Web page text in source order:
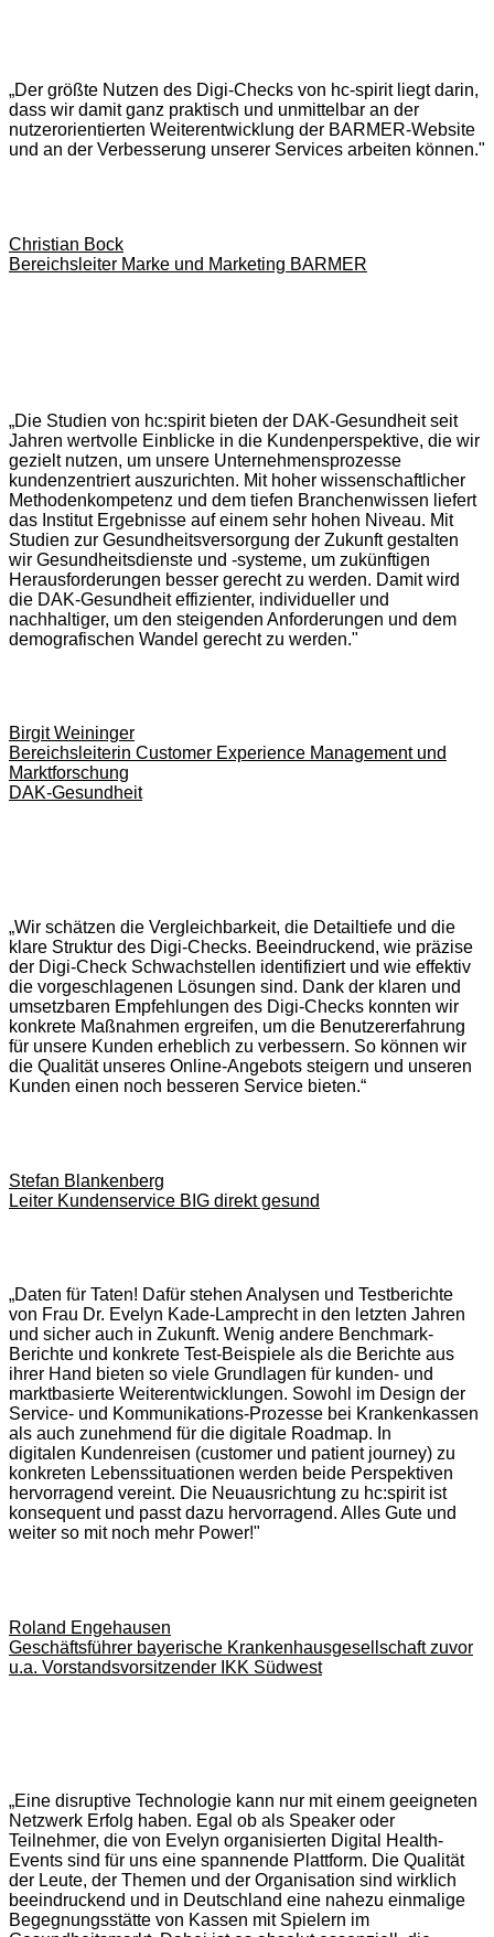
„Der größte Nutzen des Digi-Checks von hc-spirit liegt darin,
dass wir damit ganz praktisch und unmittelbar an der
nutzerorientierten Weiterentwicklung der BARMER-Website
und an der Verbesserung unserer Services arbeiten können."
Christian Bock
Bereichsleiter Marke und Marketing BARMER
„Die Studien von hc:spirit bieten der DAK-Gesundheit seit
Jahren wertvolle Einblicke in die Kundenperspektive, die wir
gezielt nutzen, um unsere Unternehmensprozesse
kundenzentriert auszurichten. Mit hoher wissenschaftlicher
Methodenkompetenz und dem tiefen Branchenwissen liefert
das Institut Ergebnisse auf einem sehr hohen Niveau. Mit
Studien zur Gesundheitsversorgung der Zukunft gestalten
wir Gesundheitsdienste und -systeme, um zukünftigen
Herausforderungen besser gerecht zu werden. Damit wird
die DAK-Gesundheit effizienter, individueller und
nachhaltiger, um den steigenden Anforderungen und dem
demografischen Wandel gerecht zu werden."
Birgit Weininger
Bereichsleiterin Customer Experience Management und
Marktforschung
DAK-Gesundheit
„Wir schätzen die Vergleichbarkeit, die Detailtiefe und die
klare Struktur des Digi-Checks. Beeindruckend, wie präzise
der Digi-Check Schwachstellen identifiziert und wie effektiv
die vorgeschlagenen Lösungen sind. Dank der klaren und
umsetzbaren Empfehlungen des Digi-Checks konnten wir
konkrete Maßnahmen ergreifen, um die Benutzererfahrung
für unsere Kunden erheblich zu verbessern. So können wir
die Qualität unseres Online-Angebots steigern und unseren
Kunden einen noch besseren Service bieten.“
Stefan Blankenberg
Leiter Kundenservice BIG direkt gesund
„Daten für Taten! Dafür stehen Analysen und Testberichte
von Frau Dr. Evelyn Kade-Lamprecht in den letzten Jahren
und sicher auch in Zukunft. Wenig andere Benchmark-
Berichte und konkrete Test-Beispiele als die Berichte aus
ihrer Hand bieten so viele Grundlagen für kunden- und
marktbasierte Weiterentwicklungen. Sowohl im Design der
Service- und Kommunikations-Prozesse bei Krankenkassen
als auch zunehmend für die digitale Roadmap. In
digitalen Kundenreisen (customer und patient journey) zu
konkreten Lebenssituationen werden beide Perspektiven
hervorragend vereint. Die Neuausrichtung zu hc:spirit ist
konsequent und passt dazu hervorragend. Alles Gute und
weiter so mit noch mehr Power!"
Roland Engehausen
Geschäftsführer bayerische Krankenhausgesellschaftzuvor
u.a. Vorstandsvorsitzender IKK Südwest
„Eine disruptive Technologie kann nur mit einem geeigneten
Netzwerk Erfolg haben. Egal ob als Speaker oder
Teilnehmer, die von Evelyn organisierten Digital Health-
Events sind für uns eine spannende Plattform. Die Qualität
der Leute, der Themen und der Organisation sind wirklich
beeindruckend und in Deutschland eine nahezu einmalige
Begegnungsstätte von Kassen mit Spielern im